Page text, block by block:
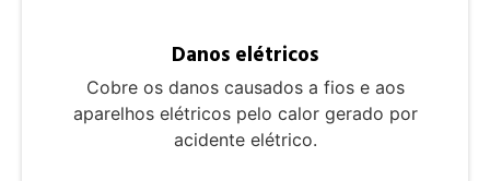
Danos elétricos
Cobre os danos causados a fios e aos
aparelhos elétricos pelo calor gerado por
acidente elétrico.